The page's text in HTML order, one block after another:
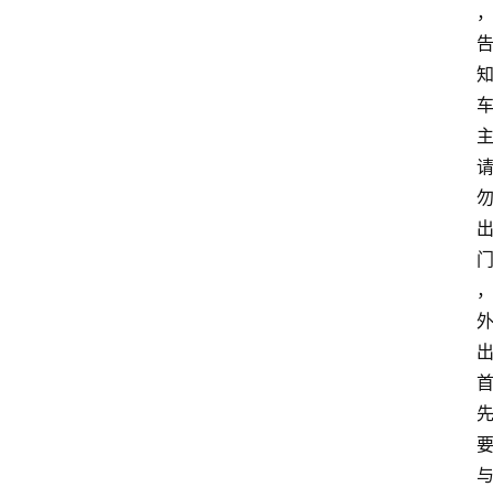
，
告
知
车
主
请
勿
出
门
，
外
出
首
先
要
与